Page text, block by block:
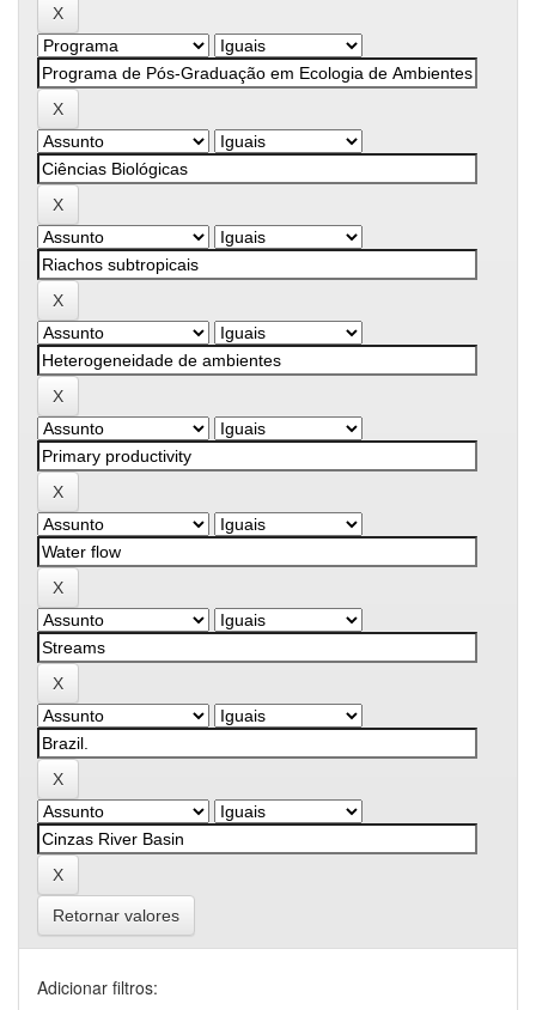
Retornar valores
Adicionar filtros: